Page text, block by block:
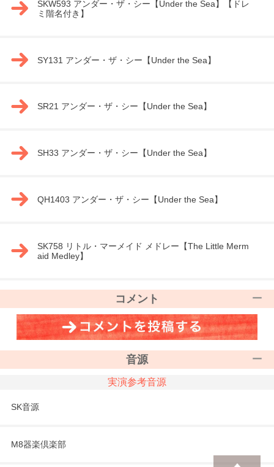
SKW593 アンダー・ザ・シー【Under the Sea】【ドレ
ミ階名付き】
SY131 アンダー・ザ・シー【Under the Sea】
SR21 アンダー・ザ・シー【Under the Sea】
SH33 アンダー・ザ・シー【Under the Sea】
QH1403 アンダー・ザ・シー【Under the Sea】
SK758 リトル・マーメイド メドレー【The Little Merm
aid Medley】
コメント
音源
実演参考音源
SK音源
M8器楽倶楽部